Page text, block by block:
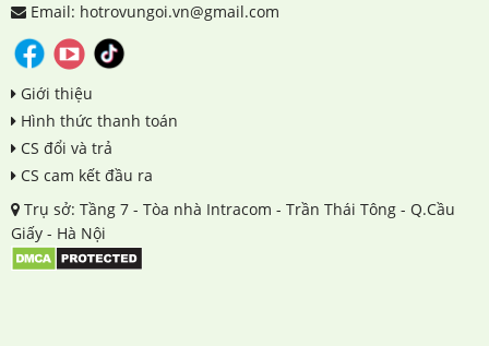
Email: hotrovungoi.vn@gmail.com
Giới thiệu
Hình thức thanh toán
CS đổi và trả
CS cam kết đầu ra
Trụ sở: Tầng 7 - Tòa nhà Intracom - Trần Thái Tông - Q.Cầu
Giấy - Hà Nội